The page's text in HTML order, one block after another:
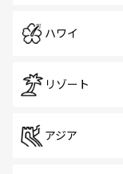
ハワイ
リゾート
アジア